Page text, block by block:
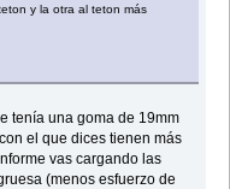
y la otra al teton más
tenía una goma de 19mm
el que dices tienen más
vas cargando las
(menos esfuerzo de